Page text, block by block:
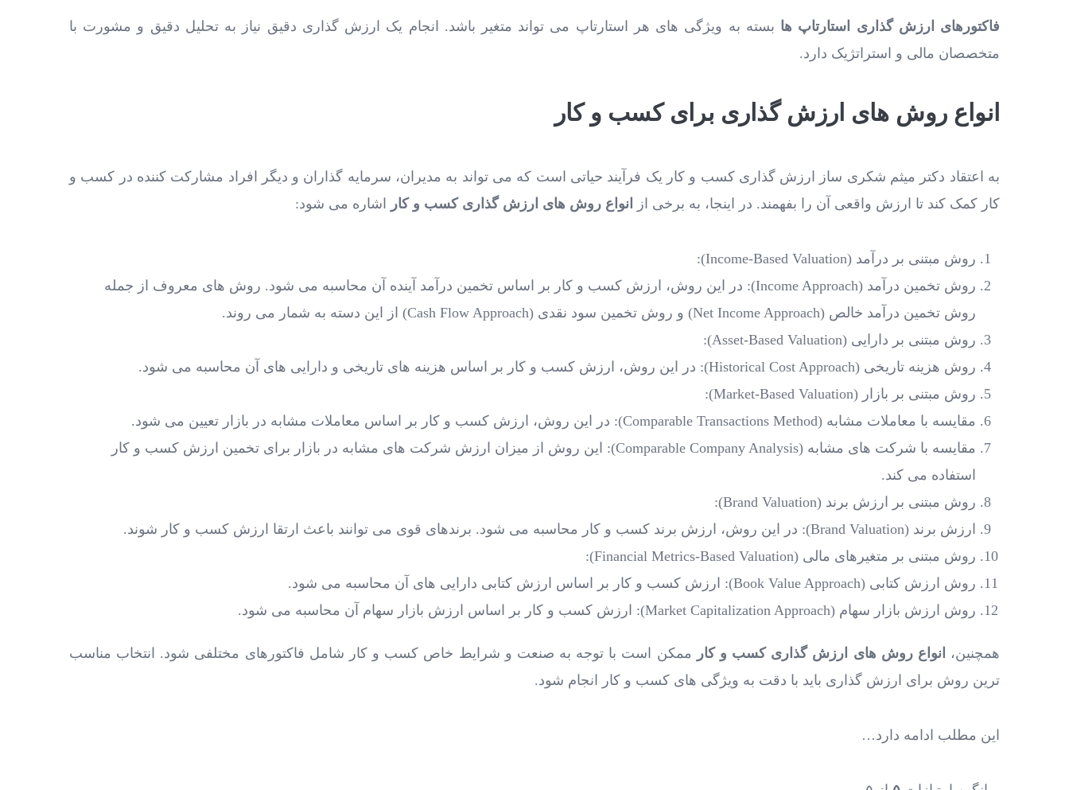
فاکتورهای ارزش گذاری استارتاپ ها بسته به ویژگی ‌های هر استارتاپ می ‌تواند متغیر باشد. انجام یک ارزش‌ گذاری دقیق نیاز به تحلیل دقیق و مشورت با
متخصصان مالی و استراتژیک دارد.
انواع روش های ارزش گذاری برای کسب و کار
به اعتقاد دکتر میثم شکری ساز ارزش‌ گذاری کسب و کار یک فرآیند حیاتی است که می ‌تواند به مدیران، سرمایه ‌گذاران و دیگر افراد مشارکت‌ کننده در کسب و
کار کمک کند تا ارزش واقعی آن را بفهمند. در اینجا، به برخی از
انواع روش های ارزش گذاری کسب و کار اشاره می ‌شود:
روش مبتنی بر درآمد (Income-Based Valuation):
روش تخمین درآمد (Income Approach): در این روش، ارزش کسب و کار بر اساس تخمین درآمد آینده آن محاسبه می ‌شود. روش‌ های معروف از جمله
روش تخمین درآمد خالص (Net Income Approach) و روش تخمین سود نقدی (Cash Flow Approach) از این دسته به شمار می ‌روند.
روش مبتنی بر دارایی (Asset-Based Valuation):
روش هزینه تاریخی (Historical Cost Approach): در این روش، ارزش کسب و کار بر اساس هزینه ‌های تاریخی و دارایی‌ های آن محاسبه می ‌شود.
روش مبتنی بر بازار (Market-Based Valuation):
مقایسه با معاملات مشابه (Comparable Transactions Method): در این روش، ارزش کسب و کار بر اساس معاملات مشابه در بازار تعیین می ‌شود.
مقایسه با شرکت ‌های مشابه (Comparable Company Analysis): این روش از میزان ارزش شرکت ‌های مشابه در بازار برای تخمین ارزش کسب و کار
استفاده می‌ کند.
روش مبتنی بر ارزش برند (Brand Valuation):
ارزش برند (Brand Valuation): در این روش، ارزش برند کسب و کار محاسبه می ‌شود. برندهای قوی می ‌توانند باعث ارتقا ارزش کسب و کار شوند.
روش مبتنی بر متغیرهای مالی (Financial Metrics-Based Valuation):
روش ارزش کتابی (Book Value Approach): ارزش کسب و کار بر اساس ارزش کتابی دارایی ‌های آن محاسبه می ‌شود.
روش ارزش بازار سهام (Market Capitalization Approach): ارزش کسب و کار بر اساس ارزش بازار سهام آن محاسبه می ‌شود.
همچنین، انواع روش های ارزش گذاری کسب و کار ممکن است با توجه به صنعت و شرایط خاص کسب و کار شامل فاکتورهای مختلفی شود. انتخاب مناسب‌
ترین روش برای ارزش‌ گذاری باید با دقت به ویژگی‌ های کسب و کار انجام شود.
این مطلب ادامه دارد…